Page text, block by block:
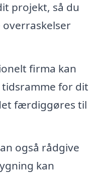
projekt, så du
firma kan
for dit
færdiggøres til
også rådgive
kan